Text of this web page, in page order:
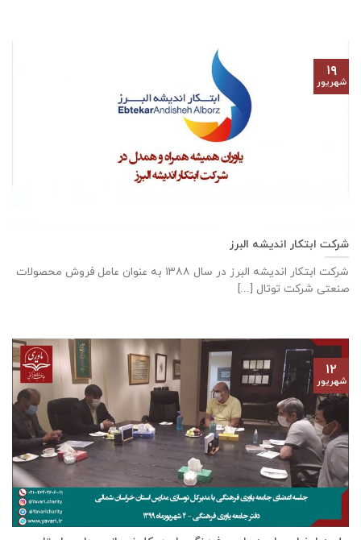
شرکت ابتکار اندیشه البرز
شركت ابتكار اندیشه البرز در سال ١٣٨٨ به عنوان عامل فروش محصولات
صنعتی شركت توتال [...]
۱۹
شهریور
۱۲
شهریور